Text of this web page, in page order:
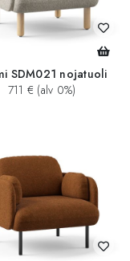
SDM021 nojatuoli
711 € (alv 0%)